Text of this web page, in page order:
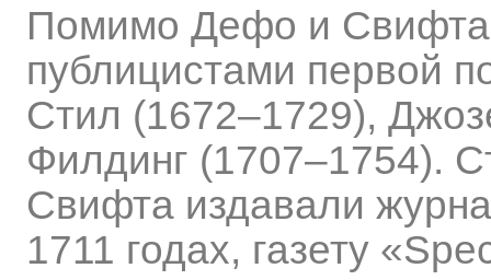
Помимо Дефо и Свифта
публицистами первой
Стил (1672–1729),
Филдинг (1707–1754).
Свифта издавали
1711 годах, газету